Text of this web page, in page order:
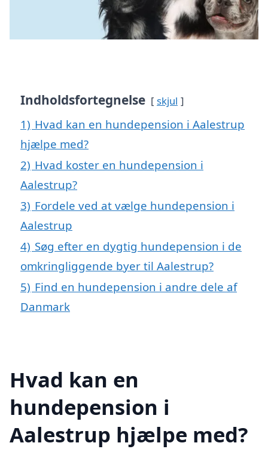
Indholdsfortegnelse skjul
1) Hvad kan en hundepension i Aalestrup
hjælpe med?
2) Hvad koster en hundepension i
Aalestrup?
3) Fordele ved at vælge hundepension i
Aalestrup
4) Søg efter en dygtig hundepension i de
omkringliggende byer til Aalestrup?
5) Find en hundepension i andre dele af
Danmark
Hvad kan en
hundepension i
Aalestrup hjælpe med?